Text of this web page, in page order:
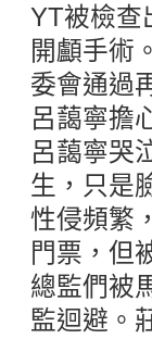
YT被檢查
開顱手術
委會通過
呂藹寧擔
呂藹寧哭
生，只是
性侵頻繁
門票，但
總監們被
監迴避。